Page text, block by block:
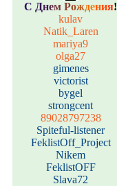
С Днем Рождения!
kulav
Natik_Laren
mariya9
olga27
gimenes
victorist
bygel
strongcent
89028797238
Spiteful-listener
FeklistOff_Project
Nikem
FeklistOFF
Slava72